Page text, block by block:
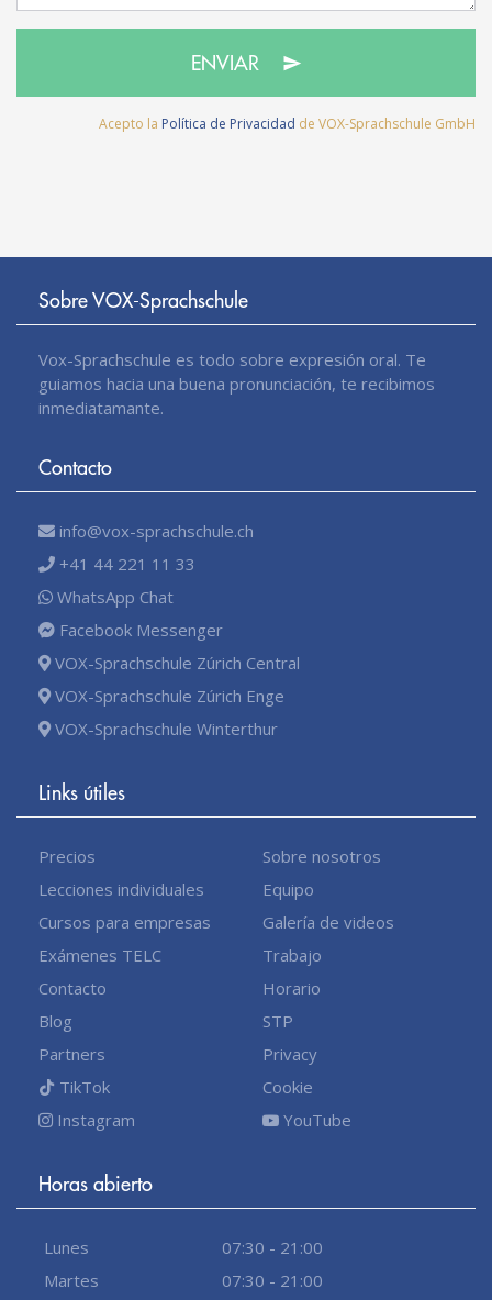
ENVIAR
Acepto la Política de Privacidad de VOX-Sprachschule GmbH
Sobre VOX-Sprachschule
Vox-Sprachschule es todo sobre expresión oral. Te
guiamos hacia una buena pronunciación, te recibimos
inmediatamante.
Contacto
info@vox-sprachschule.ch
+41 44 221 11 33
WhatsApp Chat
Facebook Messenger
VOX-Sprachschule Zúrich Central
VOX-Sprachschule Zúrich Enge
VOX-Sprachschule Winterthur
Links útiles
Precios
Lecciones individuales
Cursos para empresas
Exámenes TELC
Contacto
Blog
Partners
TikTok
Instagram
Sobre nosotros
Equipo
Galería de videos
Trabajo
Horario
STP
Privacy
Cookie
YouTube
Horas abierto
Lunes
07:30 - 21:00
Martes
07:30 - 21:00